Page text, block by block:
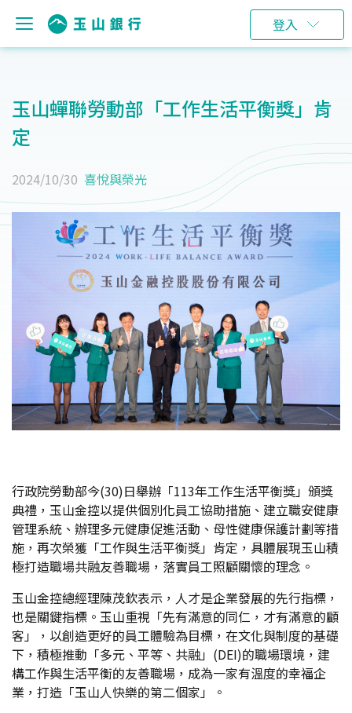
登入
玉山蟬聯勞動部「工作生活平衡獎」肯
定
2024/10/30 喜悅與榮光
行政院勞動部今(30)日舉辦「113年工作生活平衡獎」頒獎
典禮，玉山金控以提供個別化員工協助措施、建立職安健康
管理系統、辦理多元健康促進活動、母性健康保護計劃等措
施，再次榮獲「工作與生活平衡獎」肯定，具體展現玉山積
極打造職場共融友善職場，落實員工照顧關懷的理念。
玉山金控總經理陳茂欽表示，人才是企業發展的先行指標，
也是關鍵指標。玉山重視「先有滿意的同仁，才有滿意的顧
客」，以創造更好的員工體驗為目標，在文化與制度的基礎
下，積極推動「多元、平等、共融」(DEI)的職場環境，建
構工作與生活平衡的友善職場，成為一家有溫度的幸福企
業，打造「玉山人快樂的第二個家」。